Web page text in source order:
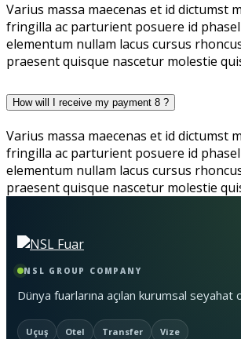
Varius massa maecenas et id dictumst
fringilla ac parturient posuere id
elementum nullam lacus cursus
praesent quisque nascetur molestie
How will I receive my payment 8 ?
Varius massa maecenas et id dictumst
fringilla ac parturient posuere id
elementum nullam lacus cursus
praesent quisque nascetur molestie
NSL GROUP COMPANY
Dünya fuarlarına açılan kurumsal seyahat
Uçuş Otel Transfer Vize